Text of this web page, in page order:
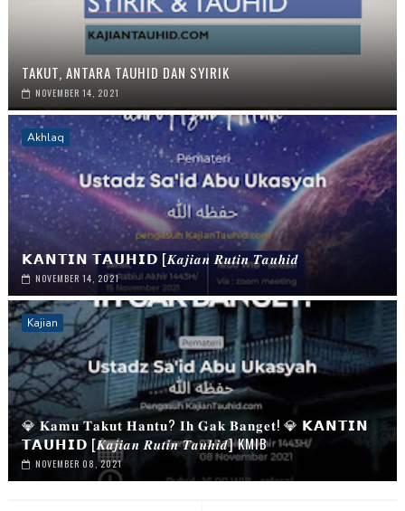
TAKUT, ANTARA TAUHID DAN SYIRIK
NOVEMBER 14, 2021
Akhlaq
𝗞𝗔𝗡𝗧𝗜𝗡 𝗧𝗔𝗨𝗛𝗜𝗗 [𝑲𝒂𝒋𝒊𝒂𝒏 𝑹𝒖𝒕𝒊𝒏 𝑻𝒂𝒖𝒉𝒊𝒅
NOVEMBER 14, 2021
Kajian
💎 𝐊𝐚𝐦𝐮 𝐓𝐚𝐤𝐮𝐭 𝐇𝐚𝐧𝐭𝐮? 𝐈𝐡 𝐆𝐚𝐤 𝐁𝐚𝐧𝐠𝐞𝐭! 💎 𝗞𝗔𝗡𝗧𝗜𝗡
𝗧𝗔𝗨𝗛𝗜𝗗 [𝑲𝒂𝒋𝒊𝒂𝒏 𝑹𝒖𝒕𝒊𝒏 𝑻𝒂𝒖𝒉𝒊𝒅] KMIB
NOVEMBER 08, 2021